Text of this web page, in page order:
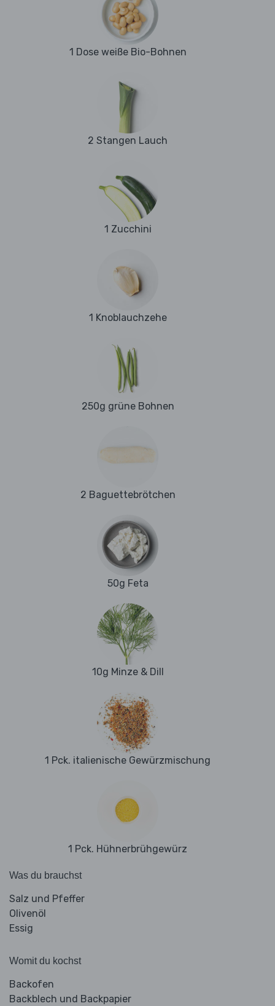
1 Dose weiße Bio-Bohnen
2 Stangen Lauch
1 Zucchini
1 Knoblauchzehe
250g grüne Bohnen
2 Baguettebrötchen
50g Feta
10g Minze & Dill
1 Pck. italienische Gewürzmischung
1 Pck. Hühnerbrühgewürz
Was du brauchst
Salz und Pfeffer
Olivenöl
Essig
Womit du kochst
Backofen
Backblech und Backpapier